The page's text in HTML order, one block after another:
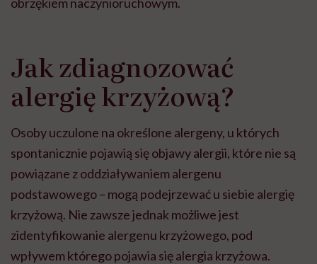
Jak zdiagnozować
alergię krzyżową?
Osoby uczulone na określone alergeny, u których
spontanicznie pojawią się objawy alergii, które nie są
powiązane z oddziaływaniem alergenu
podstawowego – mogą podejrzewać u siebie alergię
krzyżową. Nie zawsze jednak możliwe jest
zidentyfikowanie alergenu krzyżowego, pod
wpływem którego pojawia się alergia krzyżowa.